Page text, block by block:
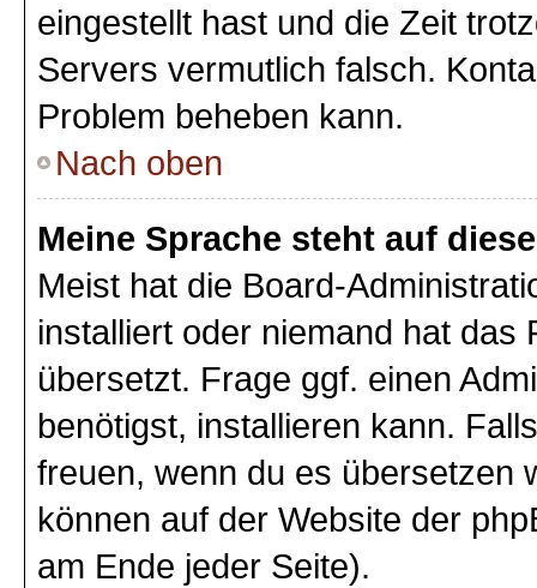
eingestellt hast und die Zeit
Servers vermutlich falsch.
Problem beheben kann.
Nach oben
Meine Sprache steht auf
Meist hat die Board-
installiert oder niemand hat das
übersetzt. Frage ggf. einen
benötigst, installieren kann.
freuen, wenn du es übersetzen
können auf der Website der
am Ende jeder Seite).